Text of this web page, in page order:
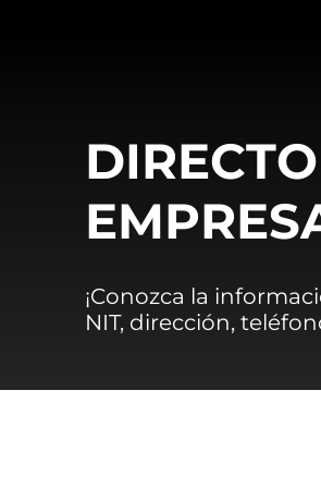
¡Conozca la
NIT, dirección,